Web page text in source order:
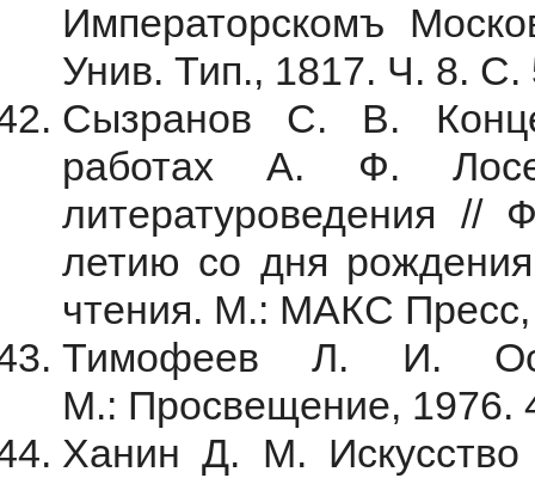
Императорскомъ
Унив. Тип., 1817. Ч. 8. С.
Сызранов С. В.
работах А. Ф.
литературоведения
летию со дня
чтения. М.: МАКС
Тимофеев Л. И.
М.: Просвещение, 1976.
Ханин Д. М. Искусство